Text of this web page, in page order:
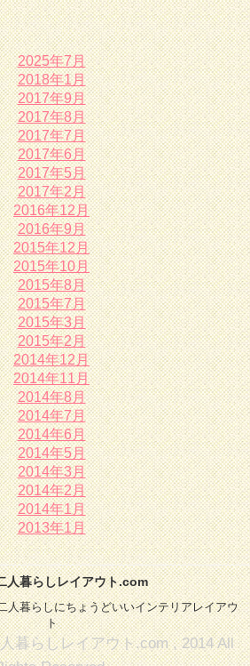
2025年7月
2018年1月
2017年9月
2017年8月
2017年7月
2017年6月
2017年5月
2017年2月
2016年12月
2016年9月
2015年12月
2015年10月
2015年8月
2015年7月
2015年3月
2015年2月
2014年12月
2014年11月
2014年8月
2014年7月
2014年6月
2014年5月
2014年3月
2014年2月
2014年1月
2013年1月
人暮らしレイアウト.com
人暮らしにちょうどいいインテリアレイアウ
ト
暮らしレイアウト.com , 2014 All